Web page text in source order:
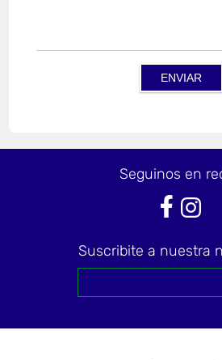
Seguinos en
Suscribite a nuestra